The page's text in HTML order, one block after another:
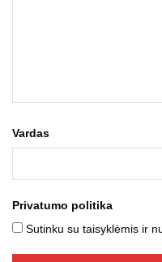
Vardas
Privatumo politika
Sutinku su taisyklėmis ir